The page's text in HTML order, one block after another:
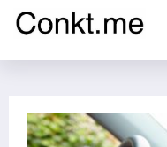
Conkt.me